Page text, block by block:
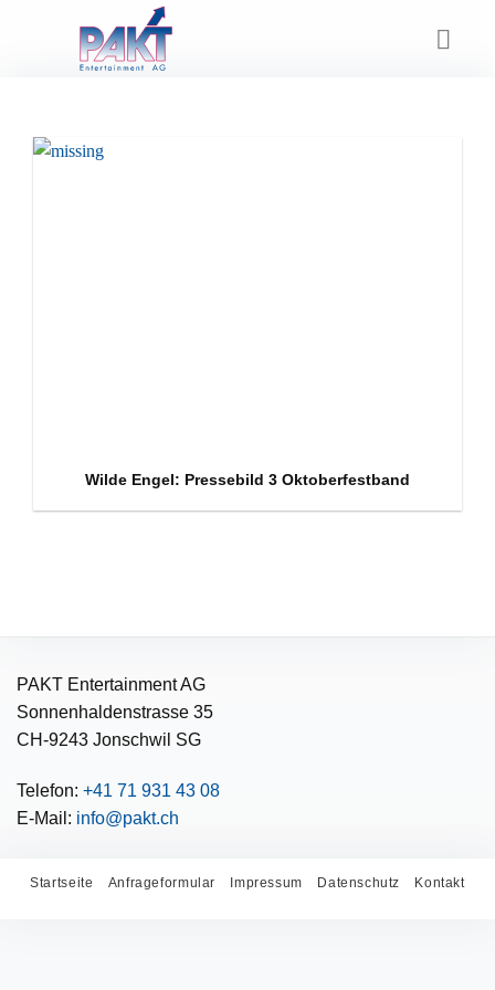
Wilde Engel: Pressebild 3 Oktoberfestband
PAKT Entertainment AG
Sonnenhaldenstrasse 35
CH-9243 Jonschwil SG
Telefon: +41 71 931 43 08
E-Mail: info@pakt.ch
Startseite Anfrageformular Impressum Datenschutz Kontakt